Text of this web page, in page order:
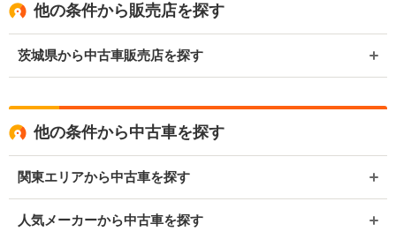
他の条件から販売店を探す
茨城県から中古車販売店を探す
他の条件から中古車を探す
関東エリアから中古車を探す
人気メーカーから中古車を探す